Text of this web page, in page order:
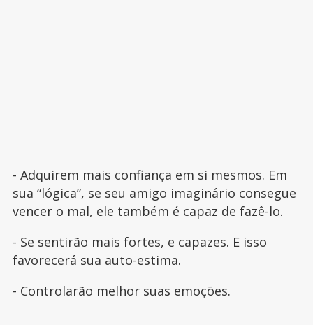
- Adquirem mais confiança em si mesmos. Em
sua “lógica”, se seu amigo imaginário consegue
vencer o mal, ele também é capaz de fazê-lo.
- Se sentirão mais fortes, e capazes. E isso
favorecerá sua auto-estima.
- Controlarão melhor suas emoções.